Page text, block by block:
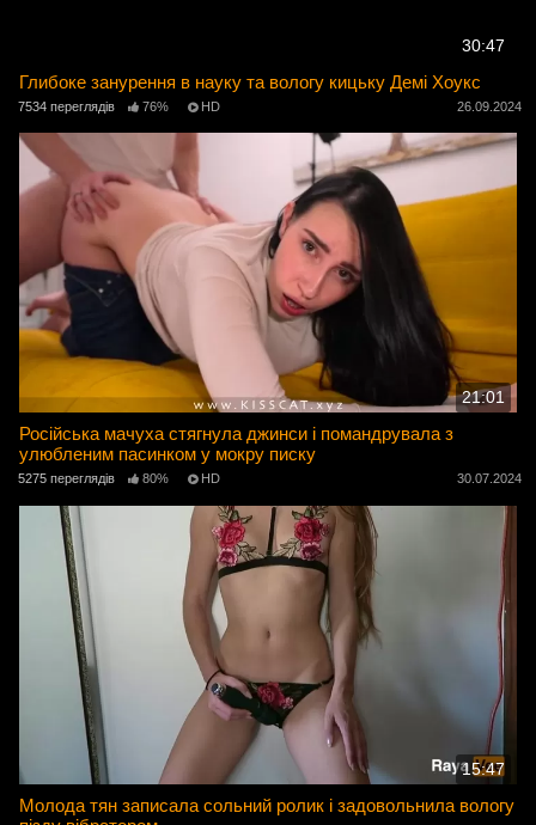
30:47
Глибоке занурення в науку та вологу кицьку Демі Хоукс
7534 переглядів 76% HD 26.09.2024
21:01
Російська мачуха стягнула джинси і помандрувала з
улюбленим пасинком у мокру писку
5275 переглядів 80% HD 30.07.2024
15:47
Молода тян записала сольний ролик і задовольнила вологу